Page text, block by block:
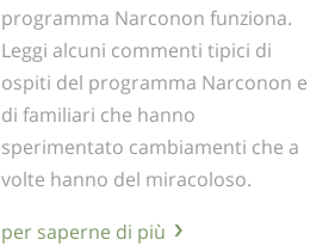
programma Narconon funziona.
Leggi alcuni commenti tipici di
ospiti del programma Narconon e
di familiari che hanno
sperimentato cambiamenti che a
volte hanno del miracoloso.
per saperne di più